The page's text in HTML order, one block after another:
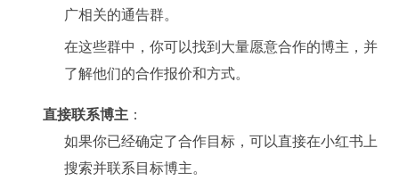
广相关的通告群。
在这些群中，你可以找到大量愿意合作的博主，并
了解他们的合作报价和方式。
直接联系博主 ：
如果你已经确定了合作目标，可以直接在小红书上
搜索并联系目标博主。